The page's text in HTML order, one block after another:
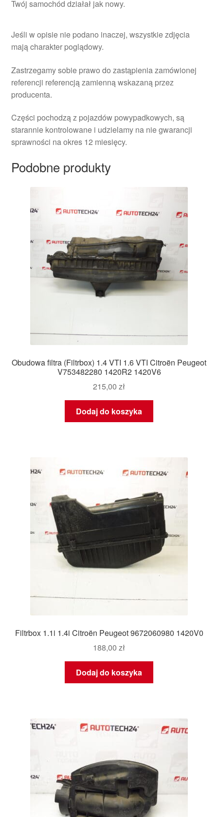
Twój samochód działał jak nowy.
Jeśli w opisie nie podano inaczej, wszystkie zdjęcia
mają charakter poglądowy.
Zastrzegamy sobie prawo do zastąpienia zamówionej
referencji referencją zamienną wskazaną przez
producenta.
Części pochodzą z pojazdów powypadkowych, są
starannie kontrolowane i udzielamy na nie gwarancji
sprawności na okres 12 miesięcy.
Podobne produkty
Obudowa filtra (Filtrbox) 1.4 VTI 1.6 VTI Citroën Peugeot
V753482280 1420R2 1420V6
215,00 zł
Dodaj do koszyka
Filtrbox 1.1i 1.4i Citroën Peugeot 9672060980 1420V0
188,00 zł
Dodaj do koszyka